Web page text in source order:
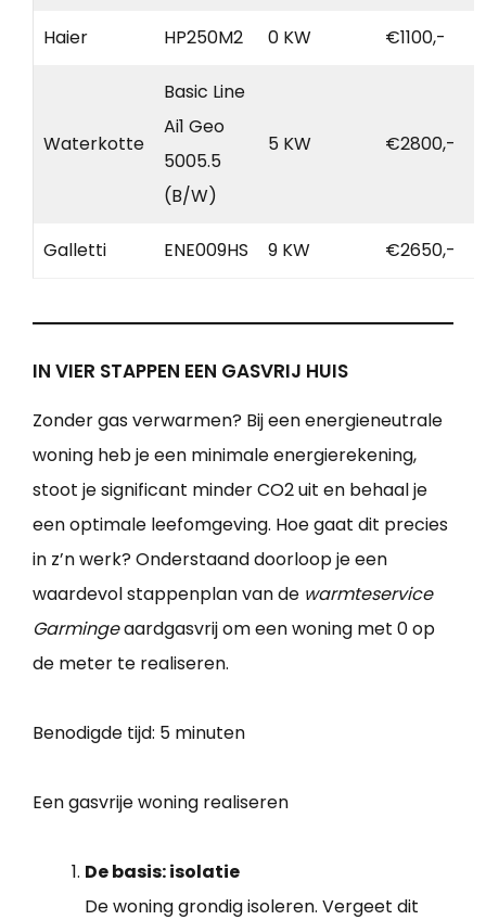
Haier HP250M2 0 KW €1100,-
Waterkotte
Basic Line
Ai1 Geo
5005.5
(B/W)
5 KW €2800,-
Galletti ENE009HS 9 KW €2650,-
IN VIER STAPPEN EEN GASVRIJ HUIS
Zonder gas verwarmen? Bij een energieneutrale
woning heb je een minimale energierekening,
stoot je significant minder CO2 uit en behaal je
een optimale leefomgeving. Hoe gaat dit precies
in z’n werk? Onderstaand doorloop je een
waardevol stappenplan van de warmteservice
Garmingeaardgasvrij om een woning met 0 op
de meter te realiseren.
Benodigde tijd: 5 minuten
Een gasvrije woning realiseren
De basis: isolatie
De woning grondig isoleren. Vergeet dit